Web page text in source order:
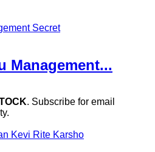
Management...
. Subscribe for email